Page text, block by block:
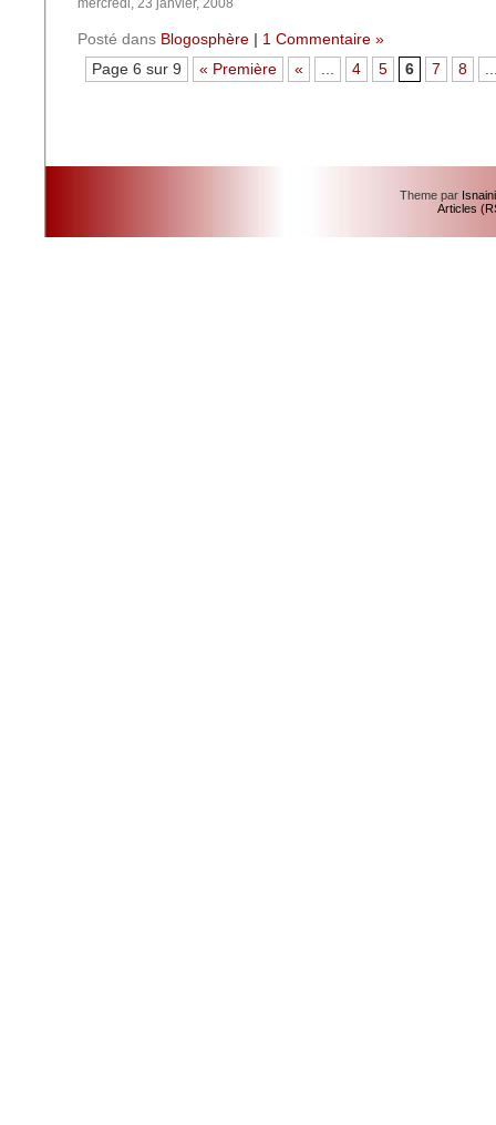
mercredi, 23 janvier, 2008
Posté dans Blogosphère
1 Commentaire »
Page 6 sur 9
« Première « ... 4 5 6 7 8
Theme par
Articles